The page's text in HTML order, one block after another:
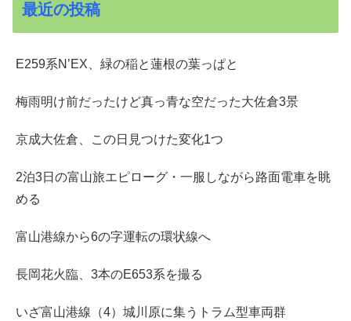
最近の投稿
E259系N’EX、緑の稲と蓮根の葉っぱと
梅雨明け前だったけど真っ青な空だった大佐倉3景
京成大佐倉、この日見つけた変化1つ
2泊3日の富山旅エピローグ・一服しながら路面電車を眺
める
富山港線から6の字運転の環状線へ
長岡花火臨、3本のE653系を撮る
いざ富山港線（4）城川原に集うトラム型車両群